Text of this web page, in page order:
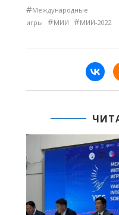
#
игры #МИИ #МИИ-2022
МИИ-2022: